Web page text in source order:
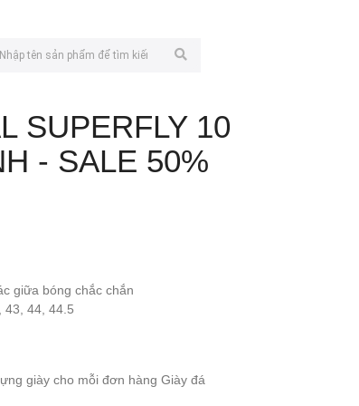
SUPERFLY 10
- SALE 50%
giữa bóng chắc chắn
43, 44, 44.5
giày cho mỗi đơn hàng Giày đá